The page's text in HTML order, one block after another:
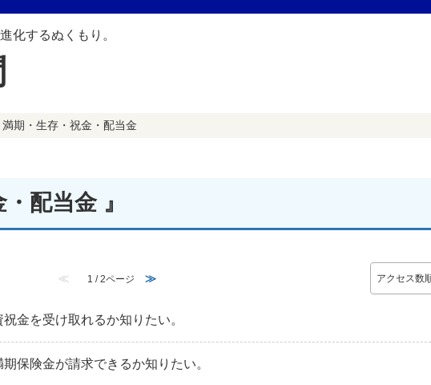
満期・生存・祝金・配当金
配当金 』
≪ 1 / 2ページ ≫
金を受け取れるか知りたい。
保険金が請求できるか知りたい。